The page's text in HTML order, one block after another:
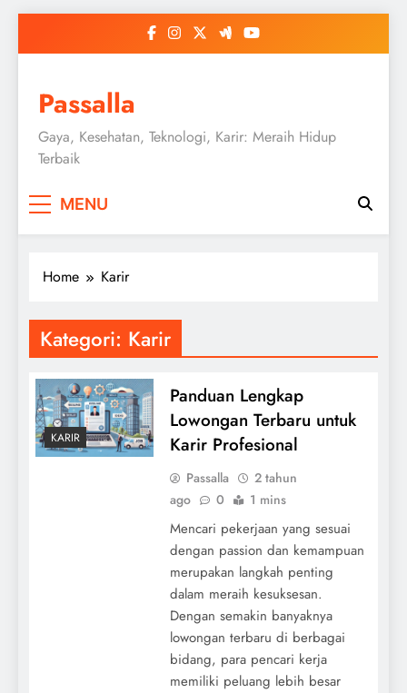
Passalla
Gaya, Kesehatan, Teknologi, Karir: Meraih Hidup
Terbaik
MENU
Home Karir
Kategori: Karir
KARIR
Panduan Lengkap
Lowongan Terbaru untuk
Karir Profesional
Passalla
2 tahun
ago
0 1 mins
Mencari pekerjaan yang sesuai
dengan passion dan kemampuan
merupakan langkah penting
dalam meraih kesuksesan.
Dengan semakin banyaknya
lowongan terbaru di berbagai
bidang, para pencari kerja
memiliki peluang lebih besar